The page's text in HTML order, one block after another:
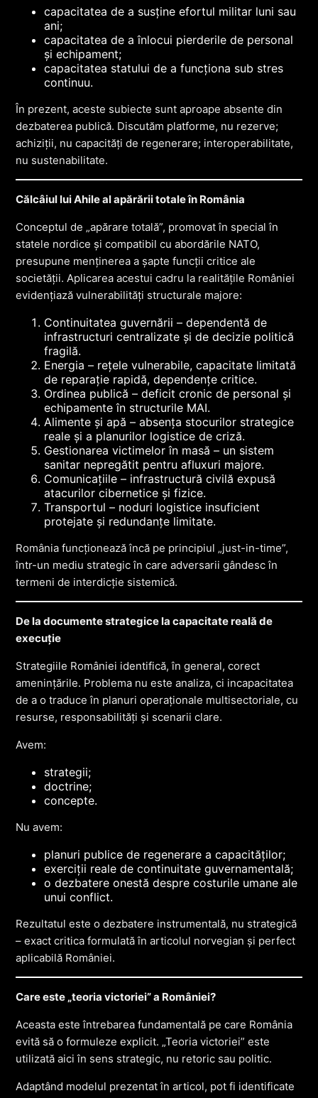
capacitatea de a susține efortul militar luni sau
ani;
capacitatea de a înlocui pierderile de personal
și echipament;
capacitatea statului de a funcționa sub stres
continuu.
În prezent, aceste subiecte sunt aproape absente din
dezbaterea publică. Discutăm platforme, nu rezerve;
achiziții, nu capacități de regenerare; interoperabilitate,
nu sustenabilitate.
Călcâiul lui Ahile al apărării totale în România
Conceptul de „apărare totală”, promovat în special în
statele nordice și compatibil cu abordările NATO,
presupune menținerea a șapte funcții critice ale
societății. Aplicarea acestui cadru la realitățile României
evidențiază vulnerabilități structurale majore:
Continuitatea guvernării – dependentă de
infrastructuri centralizate și de decizie politică
fragilă.
Energia – rețele vulnerabile, capacitate limitată
de reparație rapidă, dependențe critice.
Ordinea publică – deficit cronic de personal și
echipamente în structurile MAI.
Alimente și apă – absența stocurilor strategice
reale și a planurilor logistice de criză.
Gestionarea victimelor în masă – un sistem
sanitar nepregătit pentru afluxuri majore.
Comunicațiile – infrastructură civilă expusă
atacurilor cibernetice și fizice.
Transportul – noduri logistice insuficient
protejate și redundanțe limitate.
România funcționează încă pe principiul „just-in-time”,
într-un mediu strategic în care adversarii gândesc în
termeni de interdicție sistemică.
De la documente strategice la capacitate reală de
execuție
Strategiile României identifică, în general, corect
amenințările. Problema nu este analiza, ci incapacitatea
de a o traduce în planuri operaționale multisectoriale, cu
resurse, responsabilități și scenarii clare.
Avem:
strategii;
doctrine;
concepte.
Nu avem:
planuri publice de regenerare a capacităților;
exerciții reale de continuitate guvernamentală;
o dezbatere onestă despre costurile umane ale
unui conflict.
Rezultatul este o dezbatere instrumentală, nu strategică
– exact critica formulată în articolul norvegian și perfect
aplicabilă României.
Care este „teoria victoriei” a României?
Aceasta este întrebarea fundamentală pe care România
evită să o formuleze explicit. „Teoria victoriei” este
utilizată aici în sens strategic, nu retoric sau politic.
Adaptând modelul prezentat în articol, pot fi identificate